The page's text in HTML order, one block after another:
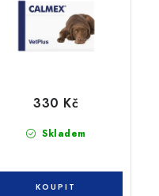
Skladem
330 Kč